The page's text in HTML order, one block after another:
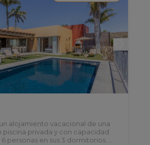
un alojamiento vacacional de una
piscina privada y con capacidad
personas en sus 3 dormitorios.